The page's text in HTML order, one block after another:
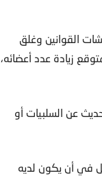
القوانين وغلق
زيادة عدد أعضائه،
عن السلبيات أو
في أن يكون لديه